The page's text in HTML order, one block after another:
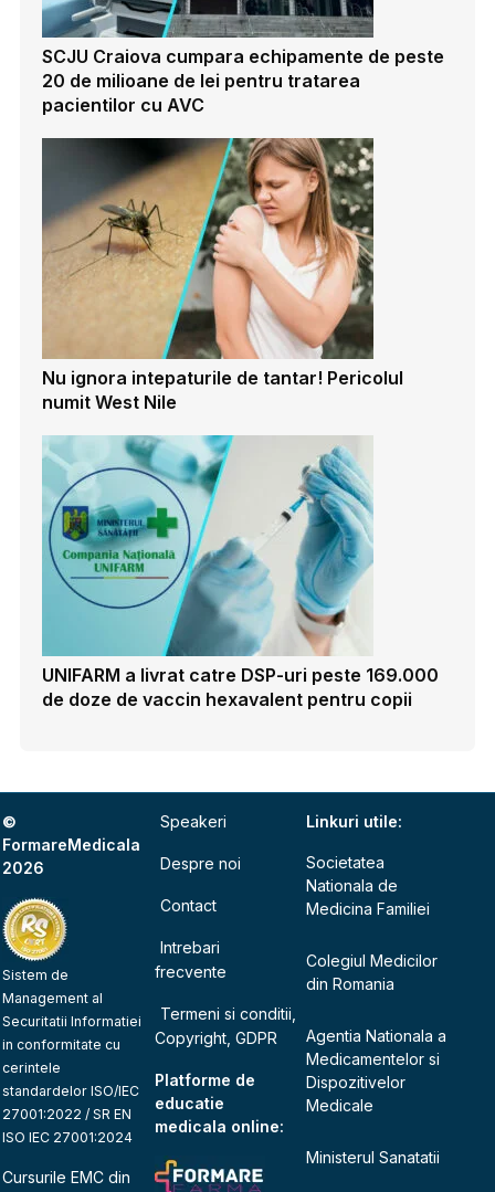
SCJU Craiova cumpara echipamente de peste
20 de milioane de lei pentru tratarea
pacientilor cu AVC
Nu ignora intepaturile de tantar! Pericolul
numit West Nile
UNIFARM a livrat catre DSP-uri peste 169.000
de doze de vaccin hexavalent pentru copii
©
FormareMedicala
2026
Sistem de
Management al
Securitatii Informatiei
in conformitate cu
cerintele
standardelor ISO/IEC
27001:2022 / SR EN
ISO IEC 27001:2024
Cursurile EMC din
Speakeri
Despre noi
Contact
Intrebari
frecvente
Termeni si conditii,
Copyright, GDPR
Platforme de
educatie
medicala online:
Linkuri utile:
Societatea
Nationala de
Medicina Familiei
Colegiul Medicilor
din Romania
Agentia Nationala a
Medicamentelor si
Dispozitivelor
Medicale
Ministerul Sanatatii